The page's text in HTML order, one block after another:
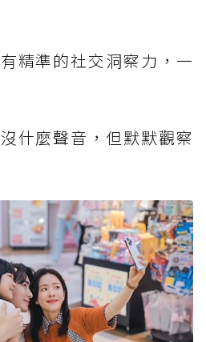
精準的社交洞察力，一
什麼聲音，但默默觀察